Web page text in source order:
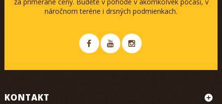
náročnom teréne i drsných podmienkach.
KONTAKT